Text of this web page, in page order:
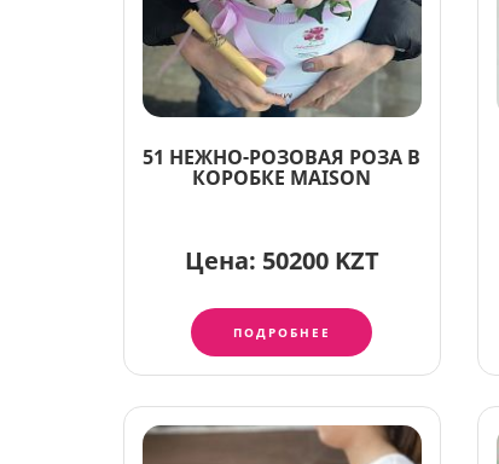
51 НЕЖНО-РОЗОВАЯ РОЗА В
КОРОБКЕ MAISON
Цена: 50200 KZT
ПОДРОБНЕЕ